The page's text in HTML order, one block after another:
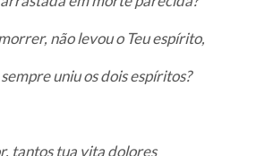
não levou o Teu espírito,
uniu os dois espíritos?
tantos tua vita dolores